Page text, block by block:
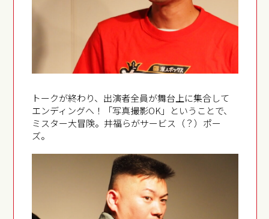
トークが終わり、出演者全員が舞台上に集合して
エンディングへ！「写真撮影OK」ということで、
ミスター大冒険。井福らがサービス（？）ポー
ズ。